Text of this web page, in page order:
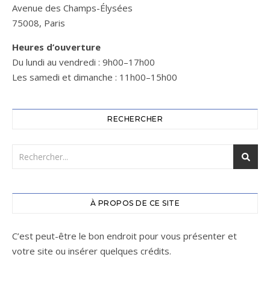
Avenue des Champs-Élysées
75008, Paris
Heures d’ouverture
Du lundi au vendredi : 9h00–17h00
Les samedi et dimanche : 11h00–15h00
RECHERCHER
À PROPOS DE CE SITE
C’est peut-être le bon endroit pour vous présenter et
votre site ou insérer quelques crédits.